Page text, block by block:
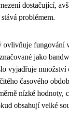
dostačující,
problémem.
fungování
jako
vyjadřuje množství
časového
nízké hodnoty,
obsahují velké